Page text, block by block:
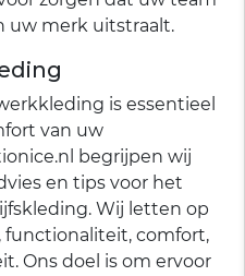
uw merk uitstraalt.
is essentieel
van uw
begrijpen wij
en tips voor het
Wij letten op
functionaliteit, comfort,
Ons doel is om ervoor